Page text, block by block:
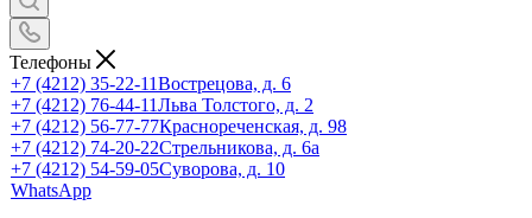
Телефоны
+7 (4212) 35-22-11Вострецова, д. 6
+7 (4212) 76-44-11Льва Толстого, д. 2
+7 (4212) 56-77-77Краснореченская, д. 98
+7 (4212) 74-20-22Стрельникова, д. 6а
+7 (4212) 54-59-05Суворова, д. 10
WhatsApp